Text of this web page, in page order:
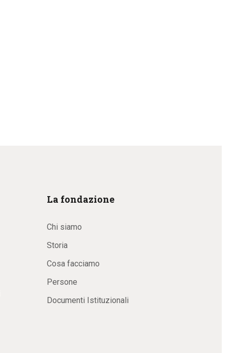
La fondazione
Chi siamo
Storia
Cosa facciamo
Persone
Documenti Istituzionali